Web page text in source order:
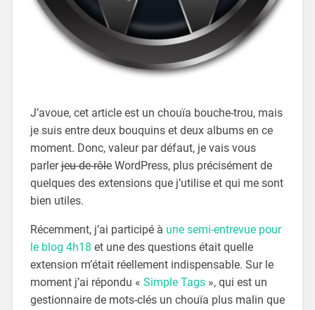
J’avoue, cet article est un chouïa bouche-trou, mais
je suis entre deux bouquins et deux albums en ce
moment. Donc, valeur par défaut, je vais vous
parlerjeu de rôleWordPress, plus précisément de
quelques des extensions que j’utilise et qui me sont
bien utiles.
Récemment, j’ai participé à une semi-entrevue pour
le blog 4h18 et une des questions était quelle
extension m’était réellement indispensable. Sur le
moment j’ai répondu « Simple Tags», qui est un
gestionnaire de mots-clés un chouïa plus malin que